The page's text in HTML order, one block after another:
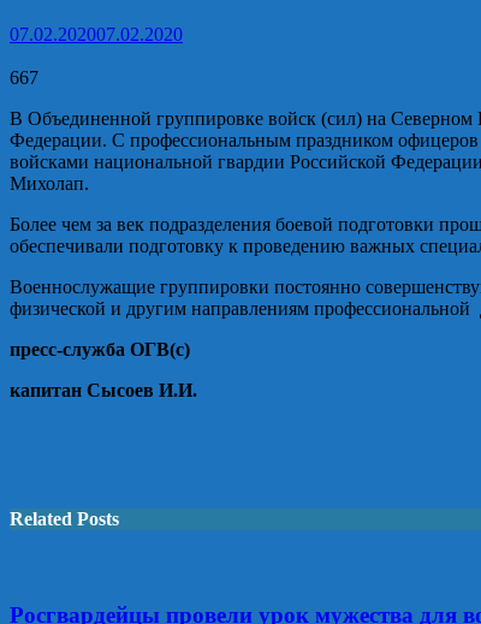
07.02.202007.02.2020
667
В Объединенной группировке войск (сил) на Северном
Федерации. С профессиональным праздником
войсками национальной гвардии Российской
Михолап.
Более чем за век подразделения боевой подготовки
обеспечивали подготовку к проведению важных
Военнослужащие группировки постоянно
физической и другим направлениям профессиональной
пресс-служба ОГВ(с)
капитан Сысоев И.И.
Related Posts
Росгвардейцы провели урок мужества для